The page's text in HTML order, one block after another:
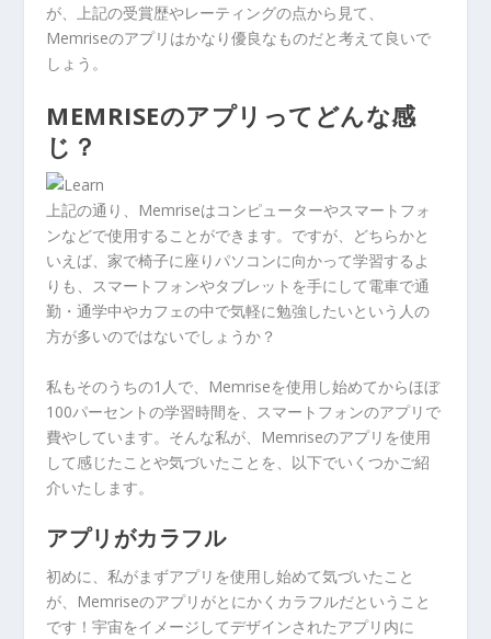
が、上記の受賞歴やレーティングの点から見て、
Memriseのアプリはかなり優良なものだと考えて良いで
しょう。
MEMRISEのアプリってどんな感
じ？
上記の通り、Memriseはコンピューターやスマートフォ
ンなどで使用することができます。ですが、どちらかと
いえば、家で椅子に座りパソコンに向かって学習するよ
りも、スマートフォンやタブレットを手にして電車で通
勤・通学中やカフェの中で気軽に勉強したいという人の
方が多いのではないでしょうか？
私もそのうちの1人で、Memriseを使用し始めてからほぼ
100パーセントの学習時間を、スマートフォンのアプリで
費やしています。そんな私が、Memriseのアプリを使用
して感じたことや気づいたことを、以下でいくつかご紹
介いたします。
アプリがカラフル
初めに、私がまずアプリを使用し始めて気づいたこと
が、Memriseのアプリがとにかくカラフルだということ
です！宇宙をイメージしてデザインされたアプリ内に